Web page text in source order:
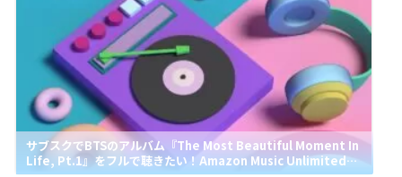
サブスクでBTSのアルバム『The Most Beautiful Moment In
Life, Pt.1』をフルで聴きたい！Amazon Music Unlimitedで